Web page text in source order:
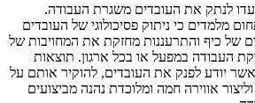
לנתק את העובדים משגרת העבודה.
מלמדים כי ניתוק פסיכולוגי של העובדים
של כיף והתרעננות מחזקת את המחויבות של
העבודה במפעל או בכל ארגון. תוצאות
אשר יודע לפנק את העובדים, להוקיר אותם על
אווירה חמה ומלוכדת נהנה מביצועים